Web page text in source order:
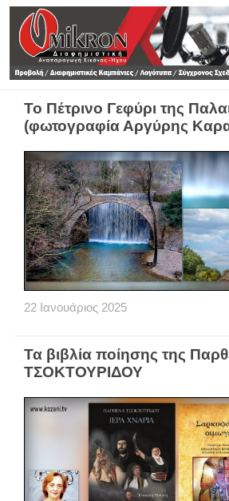
Το Πέτρινο Γεφύρι της
(φωτογραφία Αργύρης
22 Ιανουάριος 2025
Τα βιβλία ποίησης της
ΤΣΟΚΤΟΥΡΙΔΟΥ